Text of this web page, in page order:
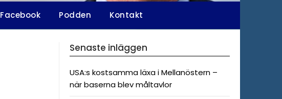
Facebook Podden Kontakt
Senaste inläggen
USA:s kostsamma läxa i Mellanöstern –
när baserna blev måltavlor